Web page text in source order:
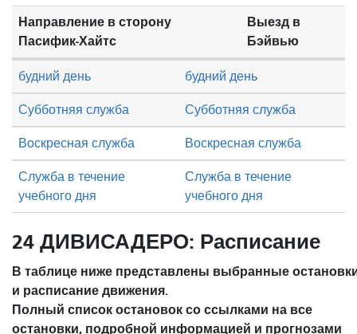
Направление в сторону
Пасифик-Хайтс
Выезд в
Бэйвью
Субботняя служба Субботняя служба
Воскресная служба Воскресная служба
будний день будний день
Служба в течение
учебного дня
Служба в течение
учебного дня
24 ДИВИСАДЕРО: Расписание
В таблице ниже представлены выбранные
и расписание движения.
Полный список остановок со ссылками на все
остановки, подробной информацией и прогнозами